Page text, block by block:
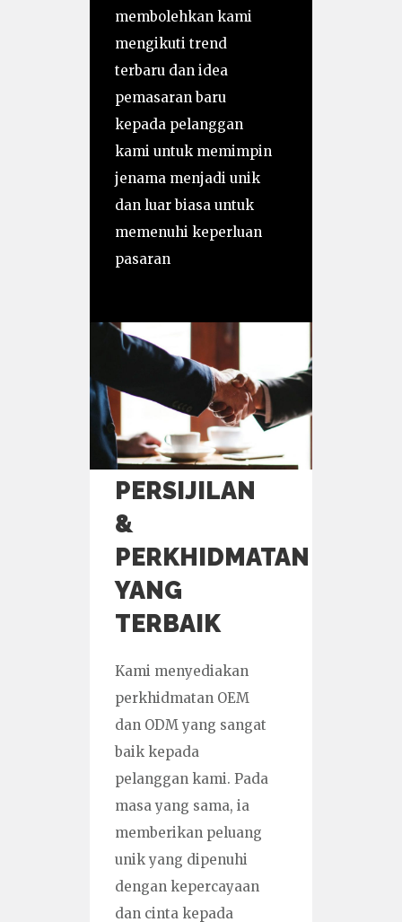
membolehkan kami
mengikuti trend
terbaru dan idea
pemasaran baru
kepada pelanggan
kami untuk memimpin
jenama menjadi unik
dan luar biasa untuk
memenuhi keperluan
pasaran
PERSIJILAN
&
PERKHIDMATAN
YANG
TERBAIK
Kami menyediakan
perkhidmatan OEM
dan ODM yang sangat
baik kepada
pelanggan kami. Pada
masa yang sama, ia
memberikan peluang
unik yang dipenuhi
dengan kepercayaan
dan cinta kepada